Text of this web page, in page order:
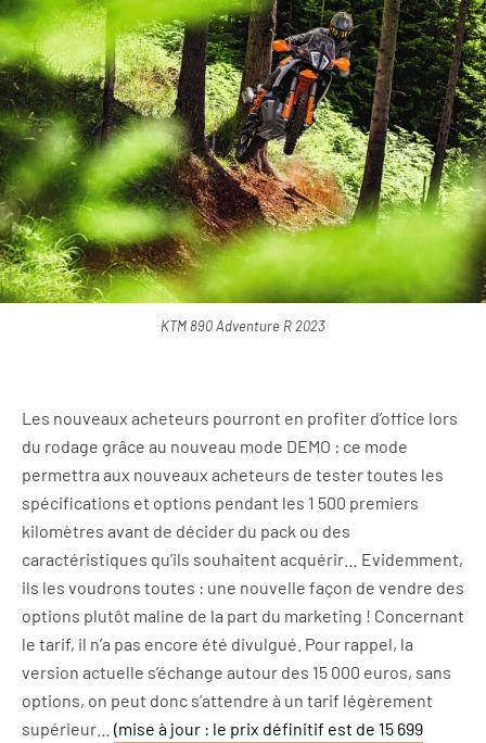
KTM 890 Adventure R 2023
Les nouveaux acheteurs pourront en profiter d’office lors
du rodage grâce au nouveau mode DEMO : ce mode
permettra aux nouveaux acheteurs de tester toutes les
spécifications et options pendant les 1 500 premiers
kilomètres avant de décider du pack ou des
caractéristiques qu’ils souhaitent acquérir… Evidemment,
ils les voudrons toutes : une nouvelle façon de vendre des
options plutôt maline de la part du marketing ! Concernant
le tarif, il n’a pas encore été divulgué. Pour rappel, la
version actuelle s’échange autour des 15 000 euros, sans
options, on peut donc s’attendre à un tarif légèrement
supérieur… (mise à jour : le prix définitif est de 15 699